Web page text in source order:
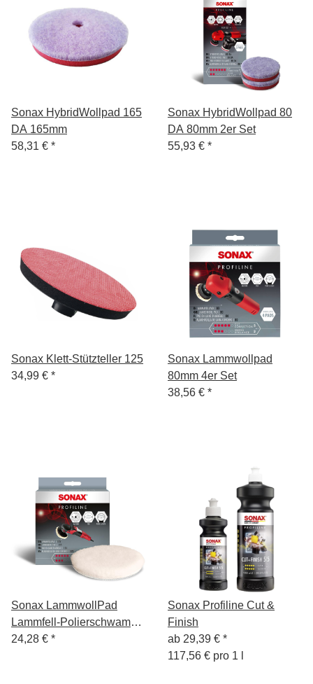
Sonax HybridWollpad 165
DA 165mm
58,31 € *
Sonax HybridWollpad 80
DA 80mm 2er Set
55,93 € *
Sonax Klett-Stützteller 125
34,99 € *
Sonax Lammwollpad
80mm 4er Set
38,56 € *
Sonax LammwollPad
Lammfell-Polierschwamm
130mm
24,28 € *
Sonax Profiline Cut &
Finish
ab 29,39 € *
117,56 € pro 1 l